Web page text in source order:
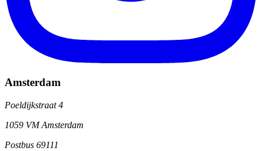
Amsterdam
Poeldijkstraat 4
1059 VM Amsterdam
Postbus 69111